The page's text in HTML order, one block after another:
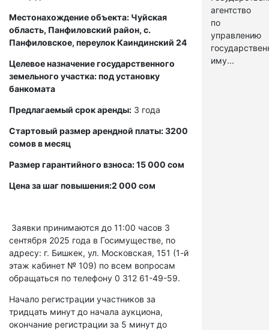
Местонахождение объекта: Чуйская
область, Панфиловский район, с.
Панфиловское, переулок Каиндинский 24
Целевое назначение государственного
земельного участка: под установку
банкомата
Предлагаемый срок аренды: 3 года
Стартовый размер арендной платы: 3200
сомов в месяц
Размер гарантийного взноса: 15 000 сом
Цена за шаг повышения:2 000 сом
Заявки принимаются до 11:00 часов 3
сентября 2025 года в Госимуществе, по
адресу: г. Бишкек, ул. Московская, 151 (1-й
этаж кабинет № 109) по всем вопросам
обращаться по телефону 0 312 61-49-59.
Начало регистрации участников за
тридцать минут до начала аукциона,
окончание регистрации за 5 минут до
агентство
по
управлению
иму...